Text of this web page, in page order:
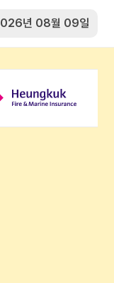
년 08월 09일